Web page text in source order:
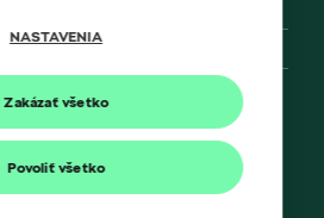
NASTAVENIA
Zakázať všetko
Povoliť všetko